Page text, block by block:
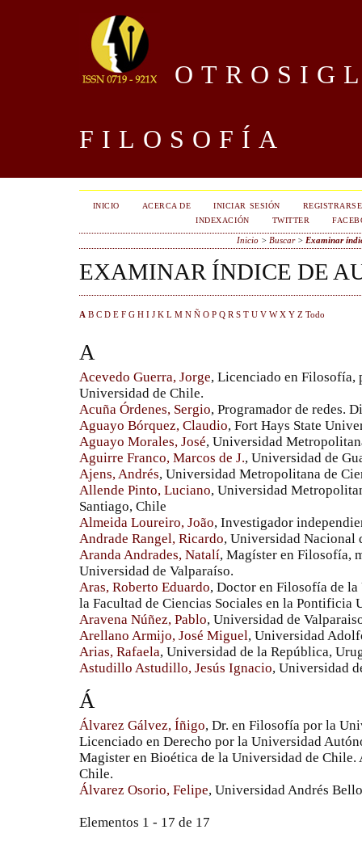
FILOSOFÍA
INICIO ACERCA DE INICIAR SESIÓN
REGISTRARSE
INDEXACIÓN
TWITTER
Inicio > Buscar> Examinar
EXAMINAR ÍNDICE DE
A B C D E F G H I J K L M N Ñ O P Q R S T U V W X Y Z Todo
A
Acevedo Guerra, Jorge, Licenciado en
Universidad de Chile.
Acuña Órdenes, Sergio, Programador de redes.
Aguayo Bórquez, Claudio, Fort Hays State
Aguayo Morales, José, Universidad
Aguirre Franco, Marcos de J., Universidad de
Ajens, Andrés, Universidad Metropolitana de
Allende Pinto, Luciano, Universidad
Santiago, Chile
Almeida Loureiro, João, Investigador
Andrade Rangel, Ricardo, Universidad Nacional
Aranda Andrades, Natalí, Magíster en Filosofía,
Universidad de Valparaíso.
Aras, Roberto Eduardo, Doctor en Filosofía de
la Facultad de Ciencias Sociales en la Pontificia
Aravena Núñez, Pablo, Universidad de
Arellano Armijo, José Miguel, Universidad
Arias, Rafaela, Universidad de la República,
Astudillo Astudillo, Jesús Ignacio, Universidad
Á
Álvarez Gálvez, Íñigo, Dr. en Filosofía por la
Licenciado en Derecho por la Universidad
Magister en Bioética de la Universidad de
Chile.
Álvarez Osorio, Felipe, Universidad Andrés Bello
Elementos 1 - 17 de 17